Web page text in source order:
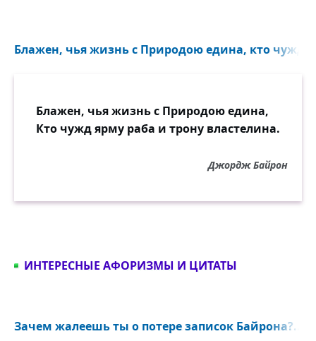
Блажен, чья жизнь с Природою едина, кто чужд
Блажен, чья жизнь с Природою едина,
Кто чужд ярму раба и трону властелина.
Джордж Байрон
ИНТЕРЕСНЫЕ АФОРИЗМЫ И ЦИТАТЫ
Зачем жалеешь ты о потере записок Байрона?..